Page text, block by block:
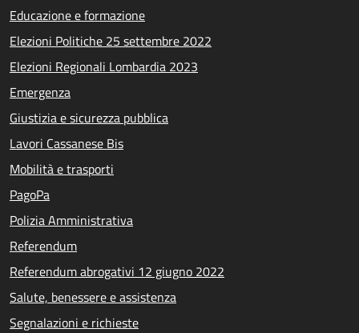
Educazione e formazione
Elezioni Politiche 25 settembre 2022
Elezioni Regionali Lombardia 2023
Emergenza
Giustizia e sicurezza pubblica
Lavori Cassanese Bis
Mobilità e trasporti
PagoPa
Polizia Amministrativa
Referendum
Referendum abrogativi 12 giugno 2022
Salute, benessere e assistenza
Segnalazioni e richieste